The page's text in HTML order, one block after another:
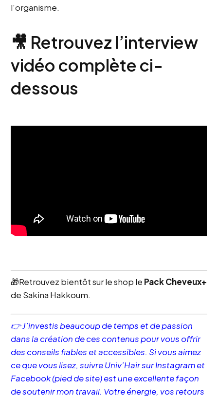
l’organisme.
🎥 Retrouvez l’interview
vidéo complète ci-
dessous
🎁Retrouvez bientôt sur le shop le Pack Cheveux+
de Sakina Hakkoum.
👉 J’investis beaucoup de temps et de passion
dans la création de ces contenus pour vous offrir
des conseils fiables et accessibles. Si vous aimez
ce que vous lisez, suivre Univ’Hair sur Instagram et
Facebook (pied de site) est une excellente façon
de soutenir mon travail. Votre énergie, vos retours